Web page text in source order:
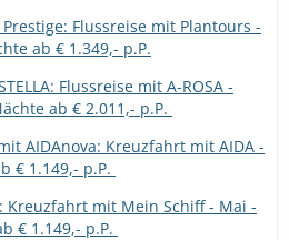
Flussreise mit Plantours -
ab € 1.349,- p.P.
Flussreise mit A-ROSA -
ab € 2.011,- p.P.
AIDAnova: Kreuzfahrt mit AIDA -
€ 1.149,- p.P.
: Kreuzfahrt mit Mein Schiff - Mai -
€ 1.149,- p.P.